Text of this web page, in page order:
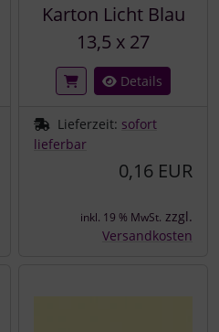
Karton Licht Blau
13,5 x 27
Details
Lieferzeit: sofort
lieferbar
0,16 EUR
inkl. 19 % MwSt. zzgl.
Versandkosten